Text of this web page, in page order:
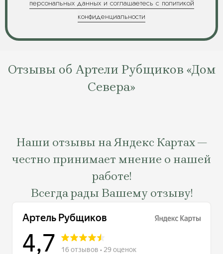
персональных данных и соглашаетесь c политикой
конфиденциальности
Отзывы об Артели Рубщиков «Дом
Севера»
Наши отзывы на Яндекс Картах —
честно принимает мнение о нашей
работе!
Всегда рады Вашему отзыву!